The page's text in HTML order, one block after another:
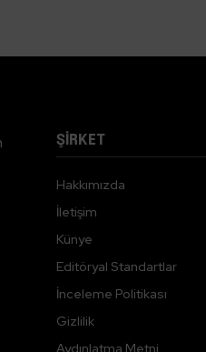
ŞİRKET
Hakkımızda
İletişim
Künye
Editöryal Standartlar
İnceleme Politikası
Gizlilik